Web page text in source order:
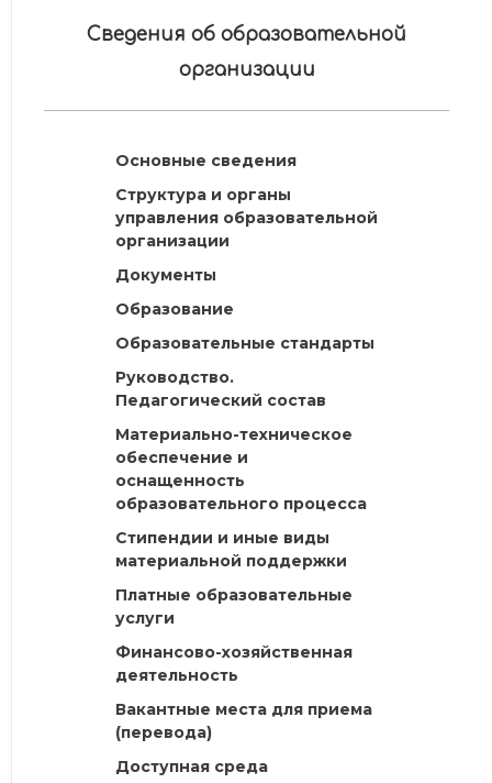
Сведения об образовательной
организации
Основные сведения
Структура и органы
управления образовательной
организации
Документы
Образование
Образовательные стандарты
Руководство.
Педагогический состав
Материально-техническое
обеспечение и
оснащенность
образовательного процесса
Стипендии и иные виды
материальной поддержки
Платные образовательные
услуги
Финансово-хозяйственная
деятельность
Вакантные места для приема
(перевода)
Доступная среда